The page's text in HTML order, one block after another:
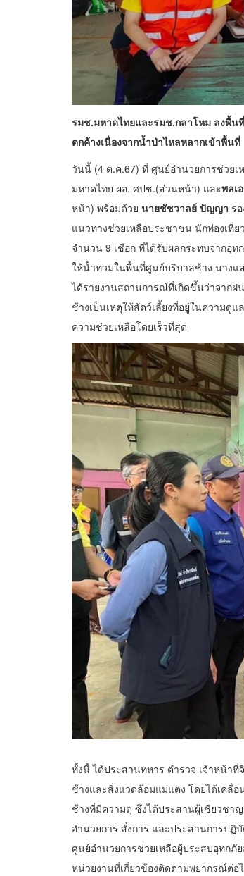
รมช.มหาดไทยและรมช.กลาโหม ลงพื้น
ตกค้างเนื่องจากน้ำป่าไหลหลากเข้าพื้นที่
วันนี้ (4 ต.ค.67) ที่ ศูนย์อำนวยการช่วยเ
มหาดไทย ผอ. ศปช.(ส่วนหน้า) และพลเ
หน้า) พร้อมด้วย นายชัชวาลย์ ปัญญา ร
แนวทางช่วยเหลือประชาชน นักท่องเที่
จำนวน 9 เชือก ที่ได้รับผลกระทบจากอุ
ให้น้ำท่วมในพื้นที่ศูนย์บริบาลช้าง นางแ
ได้รายงานสถานการณ์ที่เกิดขึ้นว่าจาก
ช้างเป็นเหตุให้สัตว์เลี้ยงที่อยู่ในความดู
ความช่วยเหลือโดยเร็วที่สุด
ทั้งนี้ ได้ประสานทหาร ตำรวจ เจ้าหน้า
ช้างและสิ่งแวดล้อมแม่แตง โดยได้เคลื่อ
ช้างที่มีความดุ ซึ่งได้ประสานผู้เชียวชา
อำนวยการ สั่งการ และประสานการปฏิ
ศูนย์อำนวยการช่วยเหลือผู้ประสบอุทกภั
หน่วยงานที่เกี่ยวข้องติดตามพยากรณ์ต่อ